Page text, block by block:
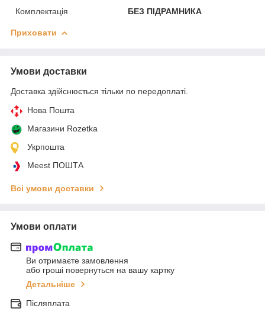
Комплектація
БЕЗ ПІДРАМНИКА
Приховати
Умови доставки
Доставка здійснюється тільки по передоплаті.
Нова Пошта
Магазини Rozetka
Укрпошта
Meest ПОШТА
Всі умови доставки
Умови оплати
Ви отримаєте замовлення
або гроші повернуться на вашу картку
Детальніше
Післяплата